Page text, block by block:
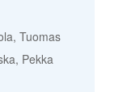
Tuomas
Pekka